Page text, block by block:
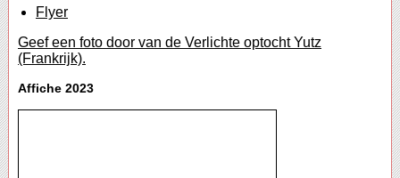
Flyer
Geef een foto door van de Verlichte optocht Yutz
(Frankrijk).
Affiche 2023